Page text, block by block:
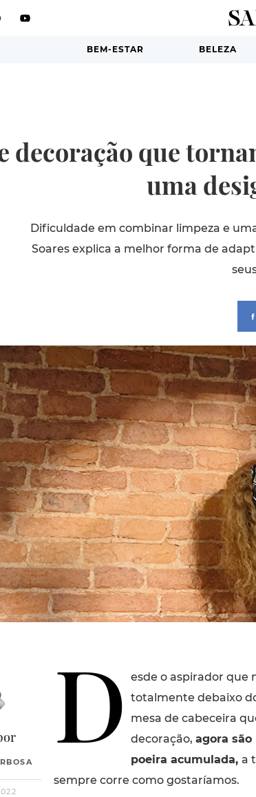
BEM-ESTAR BELEZA
decoração que
uma
Dificuldade em combinar limpeza e
Soares explica a melhor forma de
D
esde o aspirador que
totalmente debaixo
mesa de cabeceira
decoração, agora
poeira acumulada, a
sempre corre como gostaríamos.